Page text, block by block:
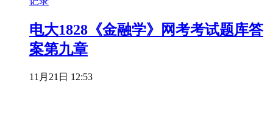
电大1828《金融学》网考考试题库答
案第九章
11月21日 12:53